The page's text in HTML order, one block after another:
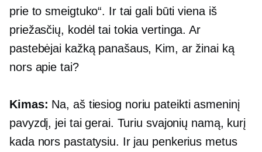
prie to smeigtuko“. Ir tai gali būti viena iš
priežasčių, kodėl tai tokia vertinga. Ar
pastebėjai kažką panašaus, Kim, ar žinai ką
nors apie tai?
Kimas: Na, aš tiesiog noriu pateikti asmeninį
pavyzdį, jei tai gerai. Turiu svajonių namą, kurį
kada nors pastatysiu. Ir jau penkerius metus